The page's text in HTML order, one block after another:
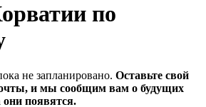
по
не запланировано. Оставьте свой
и мы сообщим вам о будущих
они появятся.